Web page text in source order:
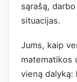
sąrašą,
situacijas.
Jums, kaip
matematikos
vieną dalyką: